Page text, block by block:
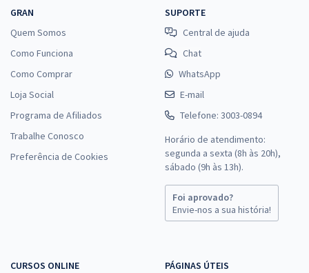
GRAN
Quem Somos
Como Funciona
Como Comprar
Loja Social
Programa de Afiliados
Trabalhe Conosco
Preferência de Cookies
SUPORTE
Central de ajuda
Chat
WhatsApp
E-mail
Telefone: 3003-0894
Horário de atendimento:
segunda a sexta (8h às 20h),
sábado (9h às 13h).
Foi aprovado?
Envie-nos a sua história!
CURSOS ONLINE PÁGINAS ÚTEIS